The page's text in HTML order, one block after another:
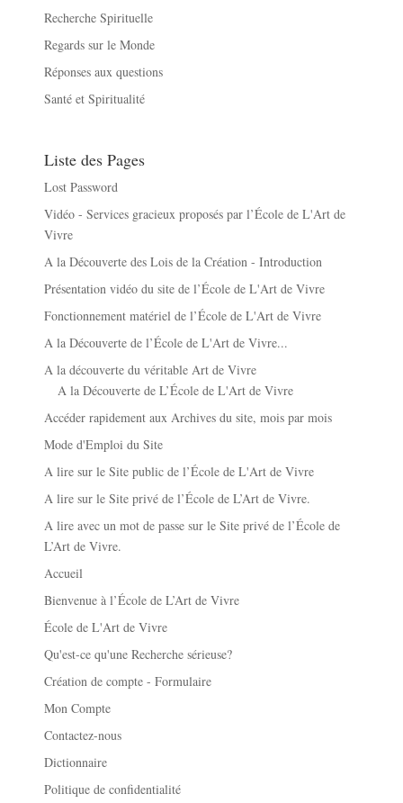
Recherche Spirituelle
Regards sur le Monde
Réponses aux questions
Santé et Spiritualité
Liste des Pages
Lost Password
Vidéo - Services gracieux proposés par l’École de L'Art de
Vivre
A la Découverte des Lois de la Création - Introduction
Présentation vidéo du site de l’École de L'Art de Vivre
Fonctionnement matériel de l’École de L'Art de Vivre
A la Découverte de l’École de L'Art de Vivre...
A la découverte du véritable Art de Vivre
A la Découverte de L’École de L'Art de Vivre
Accéder rapidement aux Archives du site, mois par mois
Mode d'Emploi du Site
A lire sur le Site public de l’École de L'Art de Vivre
A lire sur le Site privé de l’École de L’Art de Vivre.
A lire avec un mot de passe sur le Site privé de l’École de
L’Art de Vivre.
Accueil
Bienvenue à l’École de L’Art de Vivre
École de L'Art de Vivre
Qu'est-ce qu'une Recherche sérieuse?
Création de compte - Formulaire
Mon Compte
Contactez-nous
Dictionnaire
Politique de confidentialité